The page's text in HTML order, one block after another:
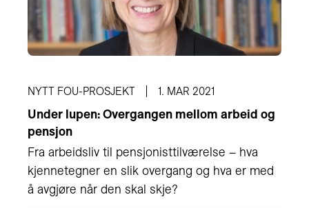
NYTT FOU-PROSJEKT 1. MAR 2021
Under lupen: Overgangen mellom arbeid og
pensjon
Fra arbeidsliv til pensjonisttilværelse – hva
kjennetegner en slik overgang og hva er med
å avgjøre når den skal skje?